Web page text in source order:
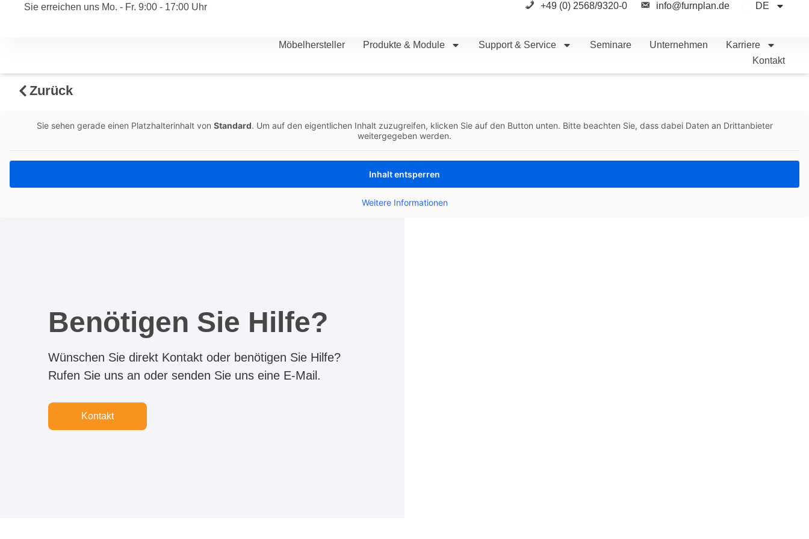
Sie erreichen uns Mo. - Fr. 9:00 - 17:00 Uhr +49 (0) 2568/9320-0 info@furnplan.de DE
Möbelhersteller Produkte & Module Support & Service Seminare Unternehmen
Karriere
Kontakt
Zurück
Sie sehen gerade einen Platzhalterinhalt von Standard. Um auf den eigentlichen Inhalt zuzugreifen, klicken Sie auf den Button unten. Bitte beachten Sie, dass dabei Daten an Drittanbieter
weitergegeben werden.
Inhalt entsperren
Weitere Informationen
Benötigen Sie Hilfe?
Wünschen Sie direkt Kontakt oder benötigen Sie Hilfe?
Rufen Sie uns an oder senden Sie uns eine E-Mail.
Kontakt